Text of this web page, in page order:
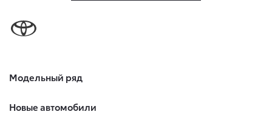
Модельный ряд
Новые автомобили